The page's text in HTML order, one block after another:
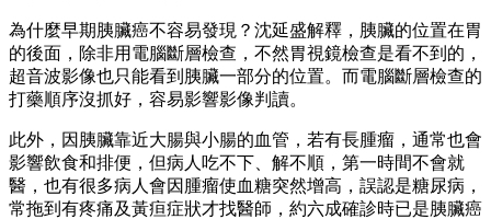
為什麼早期胰臟癌不容易發現？沈延盛解釋，胰臟的位置在胃
的後面，除非用電腦斷層檢查，不然胃視鏡檢查是看不到的，
超音波影像也只能看到胰臟一部分的位置。而電腦斷層檢查的
打藥順序沒抓好，容易影響影像判讀。
此外，因胰臟靠近大腸與小腸的血管，若有長腫瘤，通常也會
影響飲食和排便，但病人吃不下、解不順，第一時間不會就
醫，也有很多病人會因腫瘤使血糖突然增高，誤認是糖尿病，
常拖到有疼痛及黃疸症狀才找醫師，約六成確診時已是胰臟癌